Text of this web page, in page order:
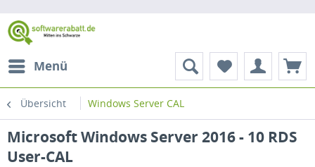
Menü
Übersicht Windows Server CAL
Microsoft Windows Server 2016 - 10 RDS
User-CAL